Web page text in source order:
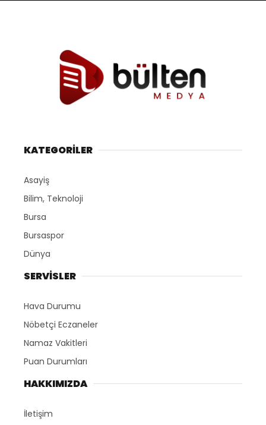
KATEGORİLER
Asayiş
Bilim, Teknoloji
Bursa
Bursaspor
Dünya
SERVİSLER
Hava Durumu
Nöbetçi Eczaneler
Namaz Vakitleri
Puan Durumları
HAKKIMIZDA
İletişim